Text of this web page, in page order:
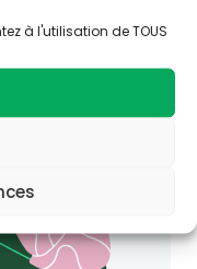
à l'utilisation de TOUS
ressources
de la